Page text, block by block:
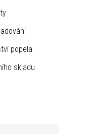
popela
skladu